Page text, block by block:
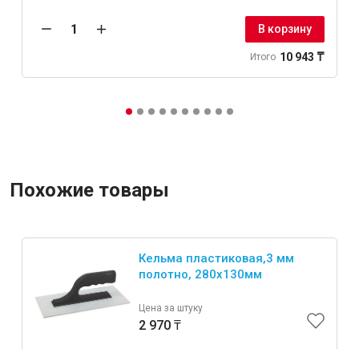
В корзину
Итого 10 943 ₸
Похожие товары
Кельма пластиковая,3 мм
полотно, 280x130мм
Цена за штуку
2 970 ₸
Оборудование для клининга и уборки